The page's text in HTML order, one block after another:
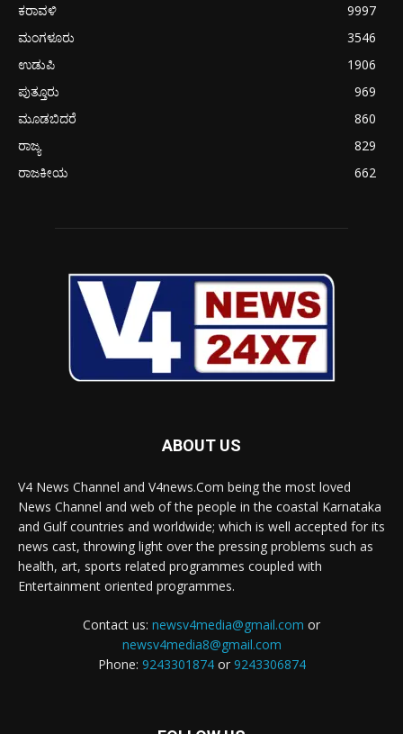
ಕರಾವಳಿ
9997
ಮಂಗಳೂರು
3546
ಉಡುಪಿ
1906
ಪುತ್ತೂರು
969
ಮೂಡಬಿದರೆ
860
ರಾಜ್ಯ
829
ರಾಜಕೀಯ
662
ABOUT US
V4 News Channel and V4news.Com being the most loved
News Channel and web of the people in the coastal Karnataka
and Gulf countries and worldwide; which is well accepted for its
news cast, throwing light over the pressing problems such as
health, art, sports related programmes coupled with
Entertainment oriented programmes.
Contact us: newsv4media@gmail.com or
newsv4media8@gmail.com
Phone: 9243301874or 9243306874